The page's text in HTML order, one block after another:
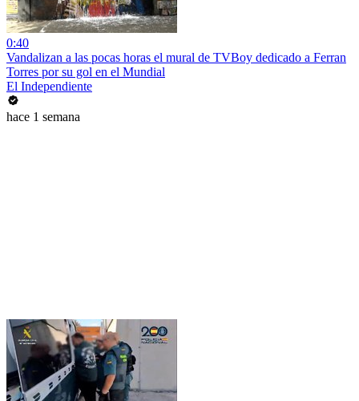
0:40
Vandalizan a las pocas horas el mural de TVBoy dedicado a Ferran
Torres por su gol en el Mundial
El Independiente
hace 1 semana